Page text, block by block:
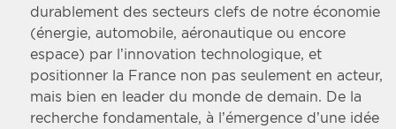
durablement des secteurs clefs de notre économie
(énergie, automobile, aéronautique ou encore
espace) par l’innovation technologique, et
positionner la France non pas seulement en acteur,
mais bien en leader du monde de demain. De la
recherche fondamentale, à l’émergence d’une idée